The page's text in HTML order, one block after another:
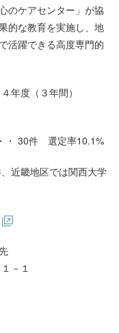
のケアセンター」が協
的な教育を実施し、地
活躍できる高度専門的
年度（３年間）
・ 30件 選定率10.1%
近畿地区では関西大学
－１